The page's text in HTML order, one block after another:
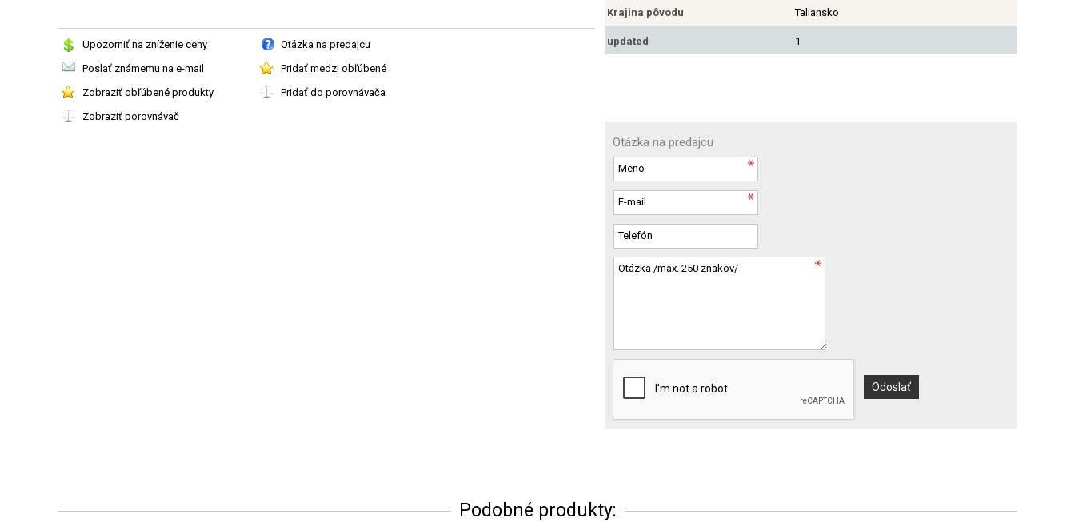
Upozorniť na zníženie ceny
Otázka na predajcu
Poslať známemu na e-mail
Pridať medzi obľúbené
Zobraziť obľúbené produkty
Pridať do porovnávača
Zobraziť porovnávač
Krajina pôvodu Taliansko
updated 1
Otázka na predajcu
Podobné produkty: